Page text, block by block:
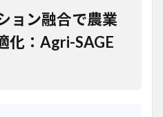
ョン融合で農業
化：Agri-SAGE